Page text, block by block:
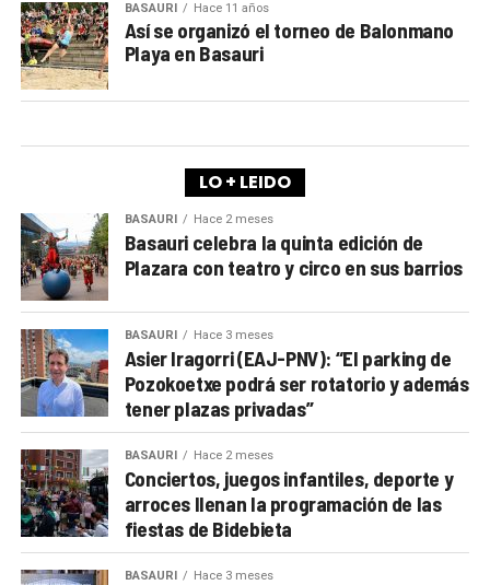
BASAURI Hace 11 años
Así se organizó el torneo de Balonmano
Playa en Basauri
LO + LEIDO
BASAURI Hace 2 meses
Basauri celebra la quinta edición de
Plazara con teatro y circo en sus barrios
BASAURI Hace 3 meses
Asier Iragorri (EAJ-PNV): “El parking de
Pozokoetxe podrá ser rotatorio y además
tener plazas privadas”
BASAURI Hace 2 meses
Conciertos, juegos infantiles, deporte y
arroces llenan la programación de las
fiestas de Bidebieta
BASAURI Hace 3 meses